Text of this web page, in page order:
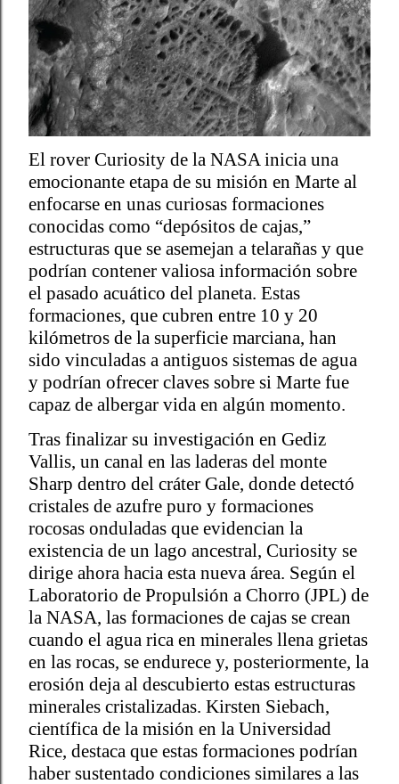
El rover Curiosity de la NASA inicia una
emocionante etapa de su misión en Marte al
enfocarse en unas curiosas formaciones
conocidas como “depósitos de cajas,”
estructuras que se asemejan a telarañas y que
podrían contener valiosa información sobre
el pasado acuático del planeta. Estas
formaciones, que cubren entre 10 y 20
kilómetros de la superficie marciana, han
sido vinculadas a antiguos sistemas de agua
y podrían ofrecer claves sobre si Marte fue
capaz de albergar vida en algún momento.
Tras finalizar su investigación en Gediz
Vallis, un canal en las laderas del monte
Sharp dentro del cráter Gale, donde detectó
cristales de azufre puro y formaciones
rocosas onduladas que evidencian la
existencia de un lago ancestral, Curiosity se
dirige ahora hacia esta nueva área. Según el
Laboratorio de Propulsión a Chorro (JPL) de
la NASA, las formaciones de cajas se crean
cuando el agua rica en minerales llena grietas
en las rocas, se endurece y, posteriormente, la
erosión deja al descubierto estas estructuras
minerales cristalizadas. Kirsten Siebach,
científica de la misión en la Universidad
Rice, destaca que estas formaciones podrían
haber sustentado condiciones similares a las